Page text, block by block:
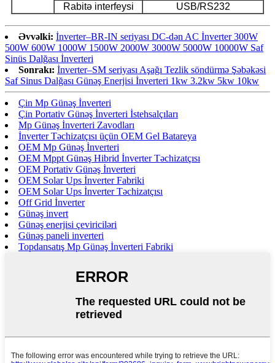
Rabitə interfeysi
USB/RS232
Əvvəlki: İnverter–BR-IN seriyası DC-dən AC İnverter 300W
500W 600W 1000W 1500W 2000W 3000W 5000W 10000W Saf
Sinüs Dalğası İnverteri
Sonrakı: İnverter–SM seriyası Aşağı Tezlik söndürmə Şəbəkəsi
Saf Sinus Dalğası Günəş Enerjisi İnverteri 1kw 3.2kw 5kw 10kw
Çin Mp Günəş İnverteri
Çin Portativ Günəş İnverteri İstehsalçıları
Mp Günəş İnverteri Zavodları
İnverter Təchizatçısı üçün OEM Gel Batareya
OEM Mp Günəş İnverteri
OEM Mppt Günəş Hibrid İnverter Təchizatçısı
OEM Portativ Günəş İnverteri
OEM Solar Ups İnverter Fabriki
OEM Solar Ups İnverter Təchizatçısı
Off Grid İnverter
Günəş invert
Günəş enerjisi çeviriciləri
Günəş paneli inverteri
Topdansatış Mp Günəş İnverteri Fabriki